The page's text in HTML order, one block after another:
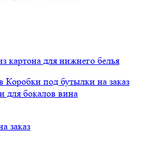
картона для нижнего белья
Коробки под бутылки на заказ
для бокалов вина
заказ